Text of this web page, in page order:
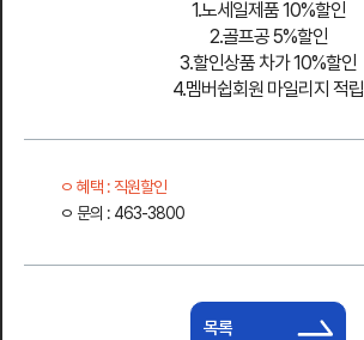
1.노세일제품 10%할인
2.골프공 5%할인
3.할인상품 차가 10%할인
4.멤버쉽회원 마일리지 적립
혜택 : 직원할인
문의 : 463-3800
목록